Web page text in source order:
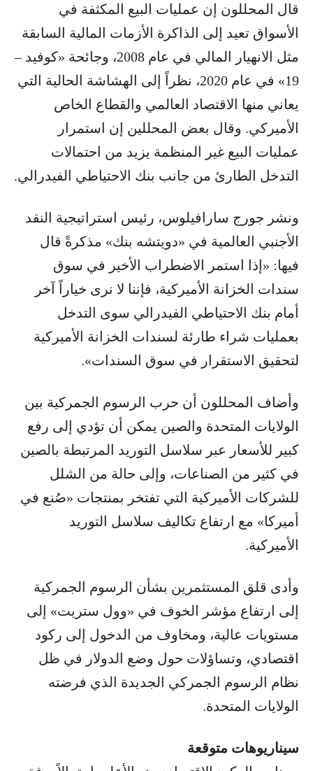
قال المحللون إن عمليات البيع المكثفة في
الأسواق تعيد إلى الذاكرة الأزمات المالية السابقة
مثل الانهيار المالي في عام 2008، وجائحة «كوفيد –
19» في عام 2020، نظراً إلى الهشاشة الحالية التي
يعاني منها الاقتصاد العالمي والقطاع الخاص
الأميركي. وقال بعض المحللين إن استمرار
عمليات البيع غير المنظمة يزيد من احتمالات
التدخل الطارئ من جانب بنك الاحتياطي الفيدرالي.
ونشر جورج سارافيلوس، رئيس استراتيجية النقد
الأجنبي العالمية في «دويتشه بنك» مذكرةً قال
فيها: «إذا استمر الاضطراب الأخير في سوق
سندات الخزانة الأميركية، فإننا لا نرى خياراً آخر
أمام بنك الاحتياطي الفيدرالي سوى التدخل
بعمليات شراء طارئة لسندات الخزانة الأميركية
لتحقيق الاستقرار في سوق السندات».
وأضاف المحللون أن حرب الرسوم الجمركية بين
الولايات المتحدة والصين يمكن أن تؤدي إلى رفع
كبير للأسعار عبر سلاسل التوريد المرتبطة بالصين
في كثير من الصناعات، وإلى حالة من الشلل
للشركات الأميركية التي تفتخر بمنتجات «صُنع في
أميركا» مع ارتفاع تكاليف سلاسل التوريد
الأميركية.
وأدى قلق المستثمرين بشأن الرسوم الجمركية
إلى ارتفاع مؤشر الخوف في «وول ستريت» إلى
مستويات عالية، ومخاوف من الدخول إلى ركود
اقتصادي، وتساؤلات حول وضع الدولار في ظل
نظام الرسوم الجمركي الجديدة الذي فرضته
الولايات المتحدة.
سيناريوهات متوقعة